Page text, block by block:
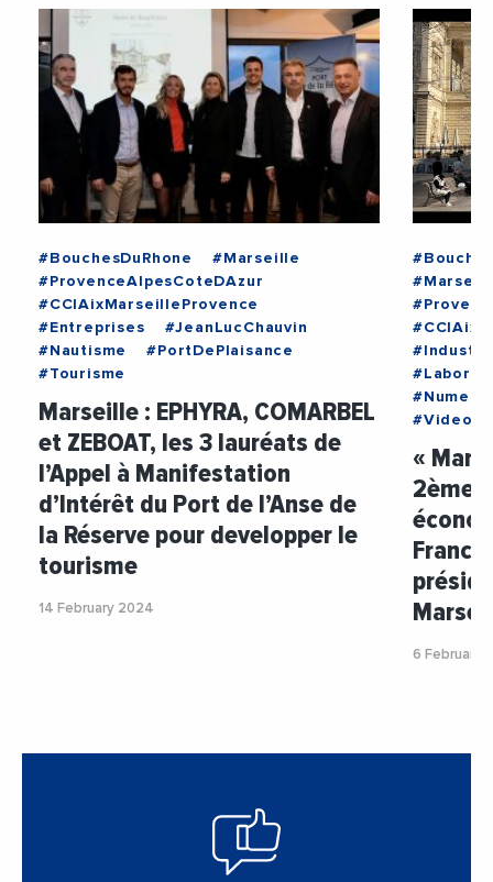
#BouchesDuRhone
#Marseille
#ProvenceAlpesCoteDAzur
#CCIAixMarseilleProvence
#Entreprises
#JeanLucChauvin
#Nautisme
#PortDePlaisance
#Tourisme
Marseille : EPHYRA, COMARBEL
et ZEBOAT, les 3 lauréats de
l’Appel à Manifestation
d’Intérêt du Port de l’Anse de
la Réserve pour developper le
tourisme
14 February 2024
#Videos
«
2ème
France
6 February